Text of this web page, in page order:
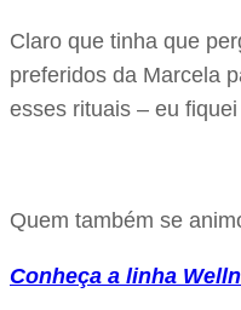
Claro que tinha que
preferidos da Marcela
esses rituais – eu
Quem também se
Conheça a linha